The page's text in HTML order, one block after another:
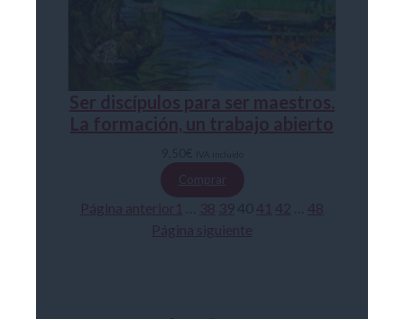
Ser discípulos para ser maestros.
La formación, un trabajo abierto
Comprar
Página anterior1 38 39 41 42
48
Página siguiente